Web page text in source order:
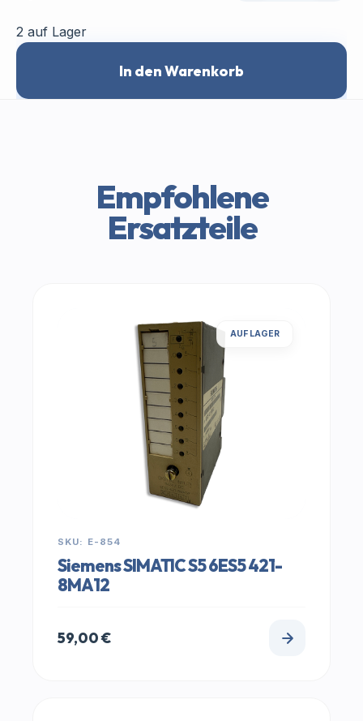
2 auf Lager
In den Warenkorb
Empfohlene
Ersatzteile
AUF LAGER
SKU: E-854
Siemens SIMATIC S5 6ES5 421-
8MA12
59,00€